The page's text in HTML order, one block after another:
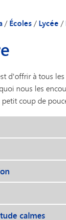
Annonces
Actualités de
Présentation de
/ Écoles/ Lycée /
d'offrir à tous
nous les
coup de
calmes